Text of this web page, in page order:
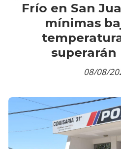
Frío en San
mínimas
superarán
08/08/